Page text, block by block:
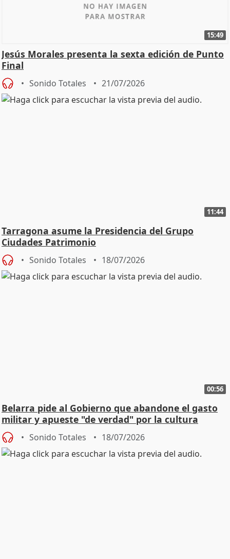
15:49
Jesús Morales presenta la sexta edición de Punto
Final
Sonido Totales 21/07/2026
11:44
Tarragona asume la Presidencia del Grupo
Ciudades Patrimonio
Sonido Totales 18/07/2026
00:56
Belarra pide al Gobierno que abandone el gasto
militar y apueste "de verdad" por la cultura
Sonido Totales 18/07/2026